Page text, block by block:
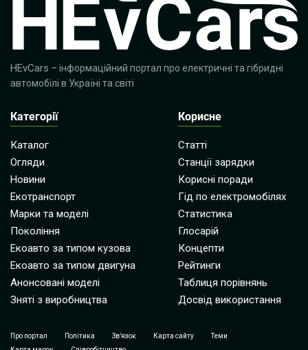
HEvCars – інформаційний портал про електричні та гібридні
автомобілі в Україні та світі
Категорії
Каталог
Огляди
Новини
Екотранспорт
Марки та моделі
Покоління
Екоавто за типом кузова
Екоавто за типом двигуна
Анонсовані моделі
Зняті з виробництва
Корисне
Статті
Станції зарядки
Корисні поради
Гід по електромобілях
Статистика
Глосарій
Концепти
Рейтинги
Таблиця порівнянь
Досвід використання
Про портал Політика Зв’язок Карта сайту
Теми